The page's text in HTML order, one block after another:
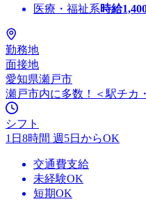
医療・福祉系時給
勤務地
面接地
愛知県瀬戸市
瀬戸市内に多数！＜駅チカ
シフト
1日8時間 週5日からOK
交通費支給
未経験OK
短期OK